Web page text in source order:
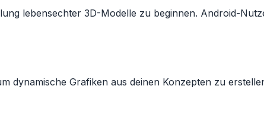
lebensechter 3D-Modelle zu beginnen. Android-
dynamische Grafiken aus deinen Konzepten zu